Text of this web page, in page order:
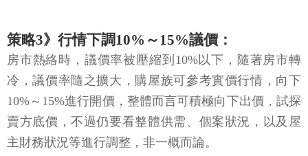
策略3》行情下調10%～15%議價：
房市熱絡時，議價率被壓縮到10%以下，隨著房市轉
冷，議價率隨之擴大，購屋族可參考實價行情，向下
10%～15%進行開價，整體而言可積極向下出價，試探
賣方底價，不過仍要看整體供需、個案狀況，以及屋
主財務狀況等進行調整，非一概而論。